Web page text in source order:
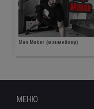
Man Maker (мэнмейкер)
МЕНЮ